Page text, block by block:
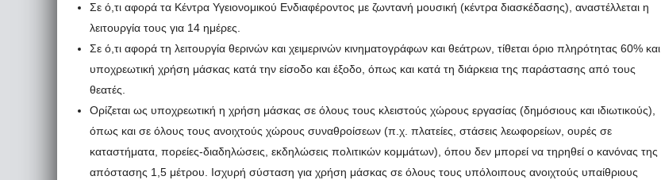
Σε ό,τι αφορά τα Κέντρα Υγειονομικού Ενδιαφέροντος με ζωντανή μουσική (κέντρα διασκέδασης), αναστέλλεται η
λειτουργία τους για 14 ημέρες.
Σε ό,τι αφορά τη λειτουργία θερινών και χειμερινών κινηματογράφων και θεάτρων, τίθεται όριο πληρότητας 60% και
υποχρεωτική χρήση μάσκας κατά την είσοδο και έξοδο, όπως και κατά τη διάρκεια της παράστασης από τους
θεατές.
Ορίζεται ως υποχρεωτική η χρήση μάσκας σε όλους τους κλειστούς χώρους εργασίας (δημόσιους και ιδιωτικούς),
όπως και σε όλους τους ανοιχτούς χώρους συναθροίσεων (π.χ. πλατείες, στάσεις λεωφορείων, ουρές σε
καταστήματα, πορείες-διαδηλώσεις, εκδηλώσεις πολιτικών κομμάτων), όπου δεν μπορεί να τηρηθεί ο κανόνας της
απόστασης 1,5 μέτρου. Ισχυρή σύσταση για χρήση μάσκας σε όλους τους υπόλοιπους ανοιχτούς υπαίθριους